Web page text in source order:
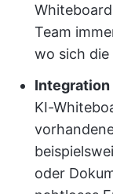
Team
wo sich
Integration
KI-
oder